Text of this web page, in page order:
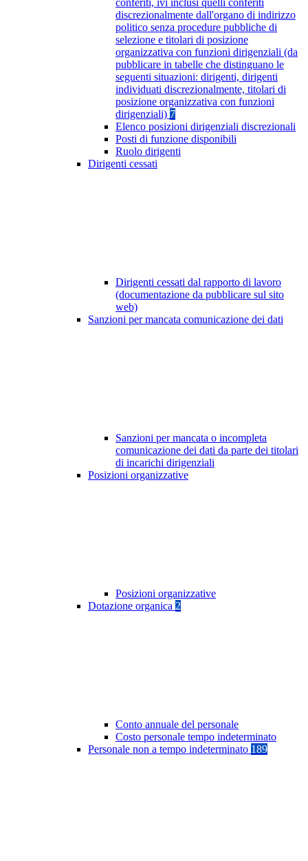
conferiti, ivi inclusi quelli conferiti
discrezionalmente dall'organo di indirizzo
politico senza procedure pubbliche di
selezione e titolari di posizione
organizzativa con funzioni dirigenziali (da
pubblicare in tabelle che distinguano le
seguenti situazioni: dirigenti, dirigenti
individuati discrezionalmente, titolari di
posizione organizzativa con funzioni
dirigenziali) 7
Elenco posizioni dirigenziali discrezionali
Posti di funzione disponibili
Ruolo dirigenti
Dirigenti cessati
Dirigenti cessati dal rapporto di lavoro
(documentazione da pubblicare sul sito
web)
Sanzioni per mancata comunicazione dei dati
Sanzioni per mancata o incompleta
comunicazione dei dati da parte dei titolari
di incarichi dirigenziali
Posizioni organizzative
Posizioni organizzative
Dotazione organica 2
Conto annuale del personale
Costo personale tempo indeterminato
Personale non a tempo indeterminato 189